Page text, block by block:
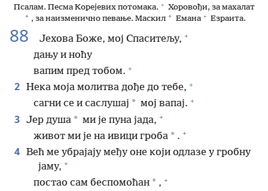
Псалам. Песма Корејевих потомака. + Хоровођи, за махалат
* , за наизменично певање. Маскил * Емана + Езраита.
88 Јехова Боже, мој Спаситељу, +
дању и ноћу
вапим пред тобом. +
2 Нека моја молитва дође до тебе, +
сагни се и саслушај * мој вапај. +
3 Јер душа * ми је пуна јада, +
живот ми је на ивици гроба * . +
4 Већ ме убрајају међу оне који одлазе у гробну
јаму, +
постао сам беспомоћан * , +